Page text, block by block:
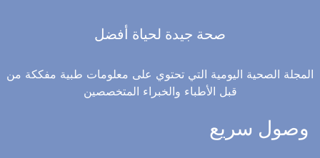
صحة جيدة لحياة أفضل
المجلة الصحية اليومية التي تحتوي على معلومات طبية مفككة من
قبل الأطباء والخبراء المتخصصين
وصول سريع